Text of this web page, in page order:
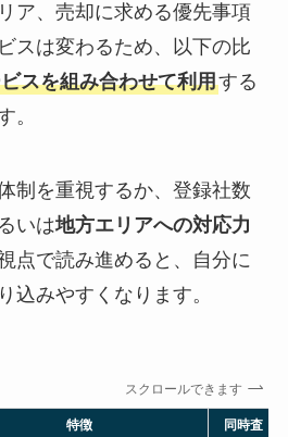
ア、売却に求める優先事項
スは変わるため、以下の比
スを組み合わせて利用する
。
制を重視するか、登録社数
いは地方エリアへの対応力
点で読み進めると、自分に
込みやすくなります。
スクロールできます
特徴
同時査